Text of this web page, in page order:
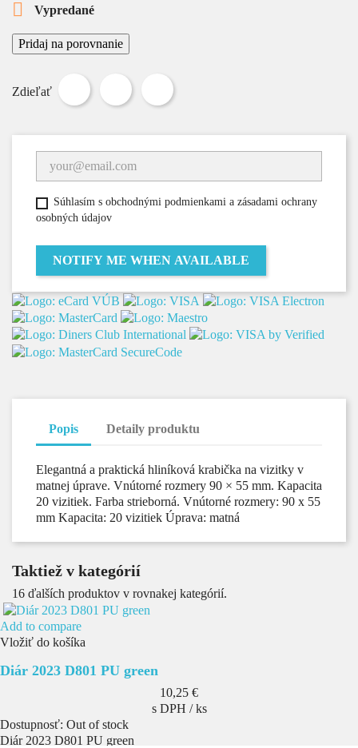
 Vypredané
Pridaj na porovnanie
Zdieľať
Zdieľať Tweetnuť
Súhlasím s obchodnými podmienkami a zásadami ochrany
osobných údajov
NOTIFY ME WHEN AVAILABLE
Popis Detaily produktu
Elegantná a praktická hliníková krabička na vizitky v
matnej úprave. Vnútorné rozmery 90 × 55 mm. Kapacita
20 vizitiek. Farba strieborná. Vnútorné rozmery: 90 x 55
mm Kapacita: 20 vizitiek Úprava: matná
Taktiež v kategórií
16 ďalších produktov v rovnakej kategórií.
Add to compare
Vložiť do košíka
Diár 2023 D801 PU green
Cena
10,25 €
s DPH / ks
Dostupnosť: Out of stock
Diár 2023 D801 PU green